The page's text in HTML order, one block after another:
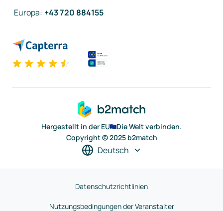
Europa: +43 720 884155
Hergestellt in der EU
Die Welt verbinden.
Copyright © 2025 b2match
Deutsch
Datenschutzrichtlinien
Nutzungsbedingungen der Veranstalter